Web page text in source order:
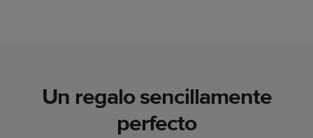
Un regalo sencillamente
perfecto